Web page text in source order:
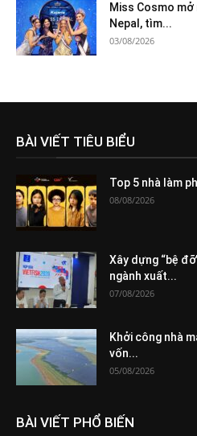
Miss Cosmo
Nepal, tìm...
03/08/2026
BÀI VIẾT TIÊU BIỂU
Top 5 nhà làm
08/08/2026
Xây dựng “bệ
ngành xuất...
07/08/2026
Khởi công nhà
vốn...
05/08/2026
BÀI VIẾT PHỔ BIẾN